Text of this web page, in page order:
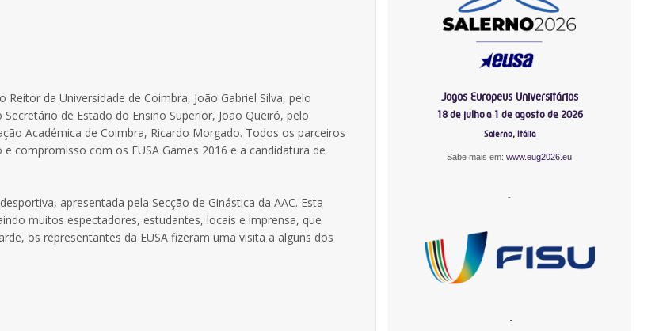
da Universidade de Coimbra, João Gabriel Silva, pelo
de Estado do Ensino Superior, João Queiró, pelo
Académica de Coimbra, Ricardo Morgado. Todos os parceiros
compromisso com os EUSA Games 2016 e a candidatura de
apresentada pela Secção de Ginástica da AAC. Esta
muitos espectadores, estudantes, locais e imprensa, que
os representantes da EUSA fizeram uma visita a alguns dos
Jogos Europeus Universitários
18 de julho a 1 de agosto de 2026
Salerno, Itália
Sabe mais em:www.eug2026.eu
-
-